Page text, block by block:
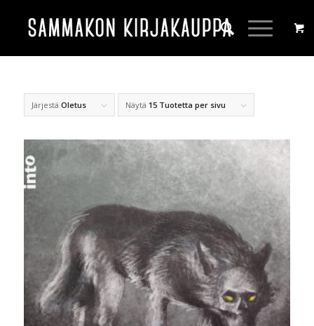
Järjestä Oletus Näytä 15 Tuotetta per sivu